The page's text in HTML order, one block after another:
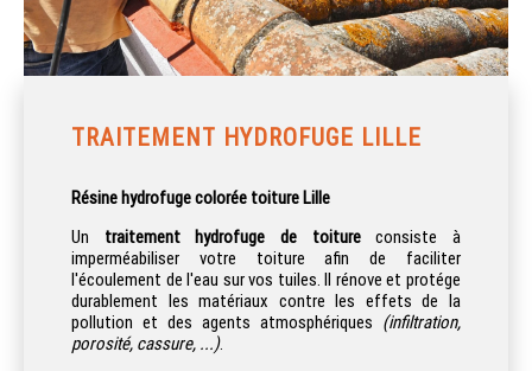
TRAITEMENT HYDROFUGE LILLE
Résine hydrofuge colorée toiture Lille
Un traitement hydrofuge de toitureconsiste à
imperméabiliser votre toiture afin de faciliter
l'écoulement de l'eau sur vos tuiles. Il rénove et protége
durablement les matériaux contre les effets de la
pollution et des agents atmosphériques (infiltration,
porosité, cassure, ...).